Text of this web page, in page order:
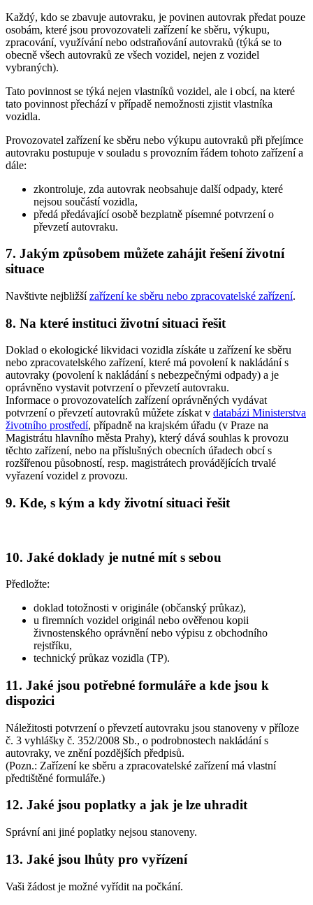
Každý, kdo se zbavuje autovraku, je povinen autovrak předat pouze
osobám, které jsou provozovateli zařízení ke sběru, výkupu,
zpracování, využívání nebo odstraňování autovraků (týká se to
obecně všech autovraků ze všech vozidel, nejen z vozidel
vybraných).
Tato povinnost se týká nejen vlastníků vozidel, ale i obcí, na které
tato povinnost přechází v případě nemožnosti zjistit vlastníka
vozidla.
Provozovatel zařízení ke sběru nebo výkupu autovraků při přejímce
autovraku postupuje v souladu s provozním řádem tohoto zařízení a
dále:
zkontroluje, zda autovrak neobsahuje další odpady, které
nejsou součástí vozidla,
předá předávající osobě bezplatně písemné potvrzení o
převzetí autovraku.
7. Jakým způsobem můžete zahájit řešení životní
situace
Navštivte nejbližšízařízení ke sběru nebo zpracovatelské zařízení.
8. Na které instituci životní situaci řešit
Doklad o ekologické likvidaci vozidla získáte u zařízení ke sběru
nebo zpracovatelského zařízení, které má povolení k nakládání s
autovraky (povolení k nakládání s nebezpečnými odpady) a je
oprávněno vystavit potvrzení o převzetí autovraku.
Informace o provozovatelích zařízení oprávněných vydávat
potvrzení o převzetí autovraků můžete získat v databázi Ministerstva
životního prostředí, případně na krajském úřadu (v Praze na
Magistrátu hlavního města Prahy), který dává souhlas k provozu
těchto zařízení, nebo na příslušných obecních úřadech obcí s
rozšířenou působností, resp. magistrátech provádějících trvalé
vyřazení vozidel z provozu.
9. Kde, s kým a kdy životní situaci řešit
10. Jaké doklady je nutné mít s sebou
Předložte:
doklad totožnosti v originále (občanský průkaz),
u firemních vozidel originál nebo ověřenou kopii
živnostenského oprávnění nebo výpisu z obchodního
rejstříku,
technický průkaz vozidla (TP).
11. Jaké jsou potřebné formuláře a kde jsou k
dispozici
Náležitosti potvrzení o převzetí autovraku jsou stanoveny v příloze
č. 3 vyhlášky č. 352/2008 Sb., o podrobnostech nakládání s
autovraky, ve znění pozdějších předpisů.
(Pozn.: Zařízení ke sběru a zpracovatelské zařízení má vlastní
předtištěné formuláře.)
12. Jaké jsou poplatky a jak je lze uhradit
Správní ani jiné poplatky nejsou stanoveny.
13. Jaké jsou lhůty pro vyřízení
Vaši žádost je možné vyřídit na počkání.